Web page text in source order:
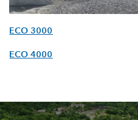
ECO 3000
ECO 4000